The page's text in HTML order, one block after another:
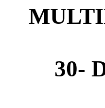
30-